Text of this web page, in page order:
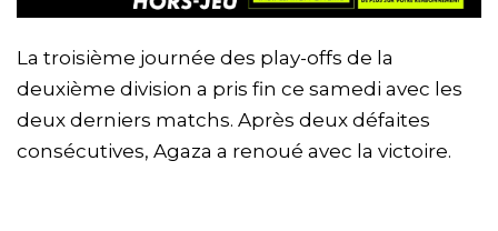
La troisième journée des play-offs de la
deuxième division a pris fin ce samedi avec les
deux derniers matchs. Après deux défaites
consécutives, Agaza a renoué avec la victoire.